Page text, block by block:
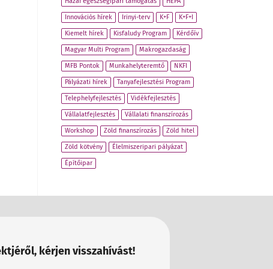
Innovációs hírek Irinyi-terv K+F K+F+I
Kiemelt hírek Kisfaludy Program Kérdőív
Magyar Multi Program Makrogazdaság
MFB Pontok Munkahelyteremtő NKFI
Pályázati hírek Tanyafejlesztési Program
Telephelyfejlesztés Vidékfejlesztés
Vállalatfejlesztés Vállalati finanszírozás
Workshop Zöld finanszírozás Zöld hitel
Zöld kötvény Élelmiszeripari pályázat
Építőipar
kérjen visszahívást!